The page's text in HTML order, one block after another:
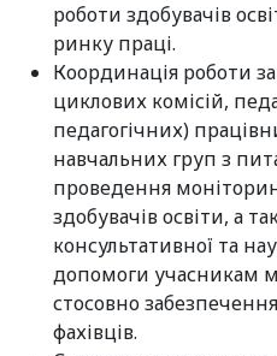
роботи здобувачів
ринку праці.
Координація роботи
циклових комісій,
педагогічних)
навчальних груп з
проведення
здобувачів освіти, а
консультативної та
допомоги учасникам
стосовно
фахівців.